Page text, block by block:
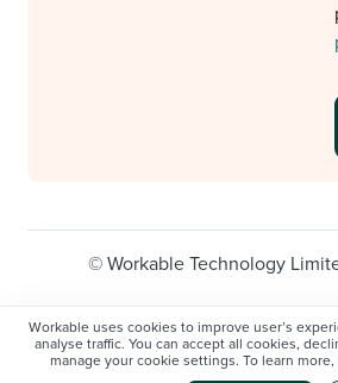
Workable uses cookies to improve user’s
analyse traffic. You can accept all cookies,
manage your cookie settings. To learn
© Workable Technology
Privacy policy
Do not sell/share my personal